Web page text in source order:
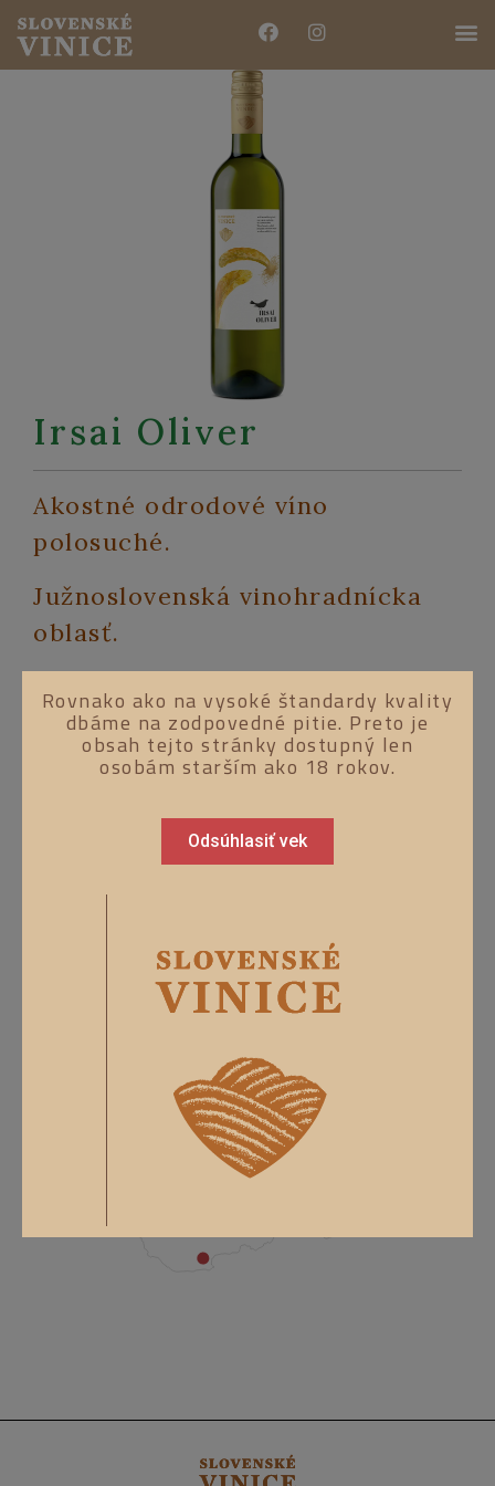
Irsai Oliver
Akostné odrodové víno
polosuché.
Južnoslovenská vinohradnícka
oblasť.
Zlatožlté víno s jemnými odleskami. Vo
vôni je výrazne aromatické s muškátovým
tónom. Ľahké a ovocné víno s jemnou
Výborne sa hodí ako aperitív alebo k
0,75 L
11,5 % obj.
oblasť.
Rovnako ako na vysoké štandardy kvality
dbáme na zodpovedné pitie. Preto je
obsah tejto stránky dostupný len
osobám starším ako 18 rokov.
Odsúhlasiť vek